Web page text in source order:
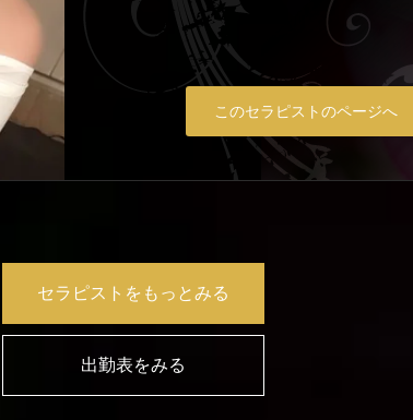
このセラピストのページへ
セラピストをもっとみる
出勤表をみる